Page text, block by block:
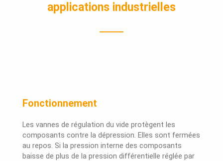
applications industrielles
Fonctionnement
Les vannes de régulation du vide protègent les
composants contre la dépression. Elles sont fermées
au repos. Si la pression interne des composants
baisse de plus de la pression différentielle réglée par